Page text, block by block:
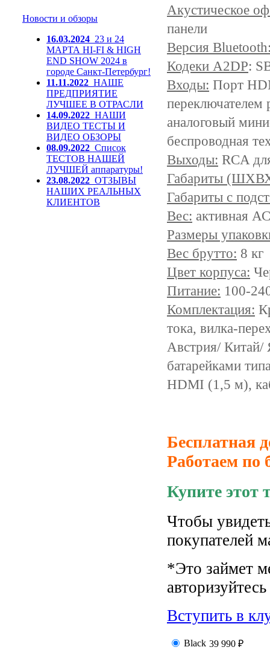
Новости и обзоры
16.03.2024 23 и 24
МАРТА HI-FI & HIGH
END SHOW 2024 в
городе Санкт-Петербург!
11.11.2022 НАШЕ
ПРЕДПРИЯТИЕ
ЛУЧШЕЕ В ОТРАСЛИ
14.09.2022 НАШИ
ВИДЕО ТЕСТЫ И
ВИДЕО ОБЗОРЫ
08.09.2022 Список
ТЕСТОВ НАШЕЙ
ЛУЧШЕЙ аппаратуры!
23.08.2022 ОТЗЫВЫ
НАШИХ РЕАЛЬНЫХ
КЛИЕНТОВ
Акустическое
панели
Версия
Кодеки A2DP:
Входы: Порт
аналоговый
беспроводная
Выходы: RCA
Габариты
Габариты с
Вес: активная
Размеры
Вес брутто: 8 кг
Цвет корпуса:
Питание: 100-
Комплектация:
тока, вилка-
Австрия/ Китай/
батарейками
HDMI (1,5 м),
Бесплатная
Работаем по
Купите этот
Чтобы
покупателей
*Это займет
Вступить в
Black 39 990 ₽